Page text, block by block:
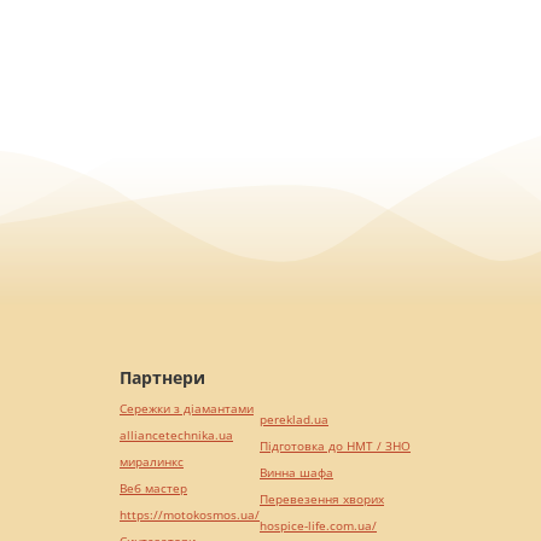
Партнери
Сережки з діамантами
alliancetechnika.ua
миралинкс
Веб мастер
https://motokosmos.ua/
pereklad.ua
Підготовка до НМТ / ЗНО
Винна шафа
Перевезення хворих
hospice-life.com.ua/